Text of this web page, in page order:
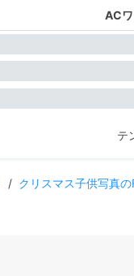
AC
テ
/ クリスマス子供写真